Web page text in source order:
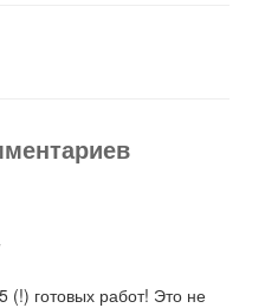
(!) готовых работ! Это не